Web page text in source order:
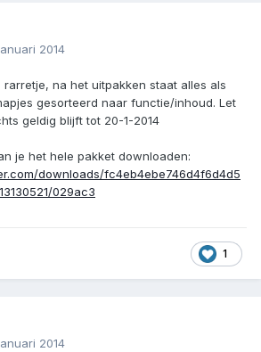
2014
na het uitpakken staat alles als
gesorteerd naar functie/inhoud. Let
geldig blijft tot 20-1-2014
je het hele pakket downloaden:
downloads/fc4eb4ebe746d4f6d4d5
029ac3
1
2014